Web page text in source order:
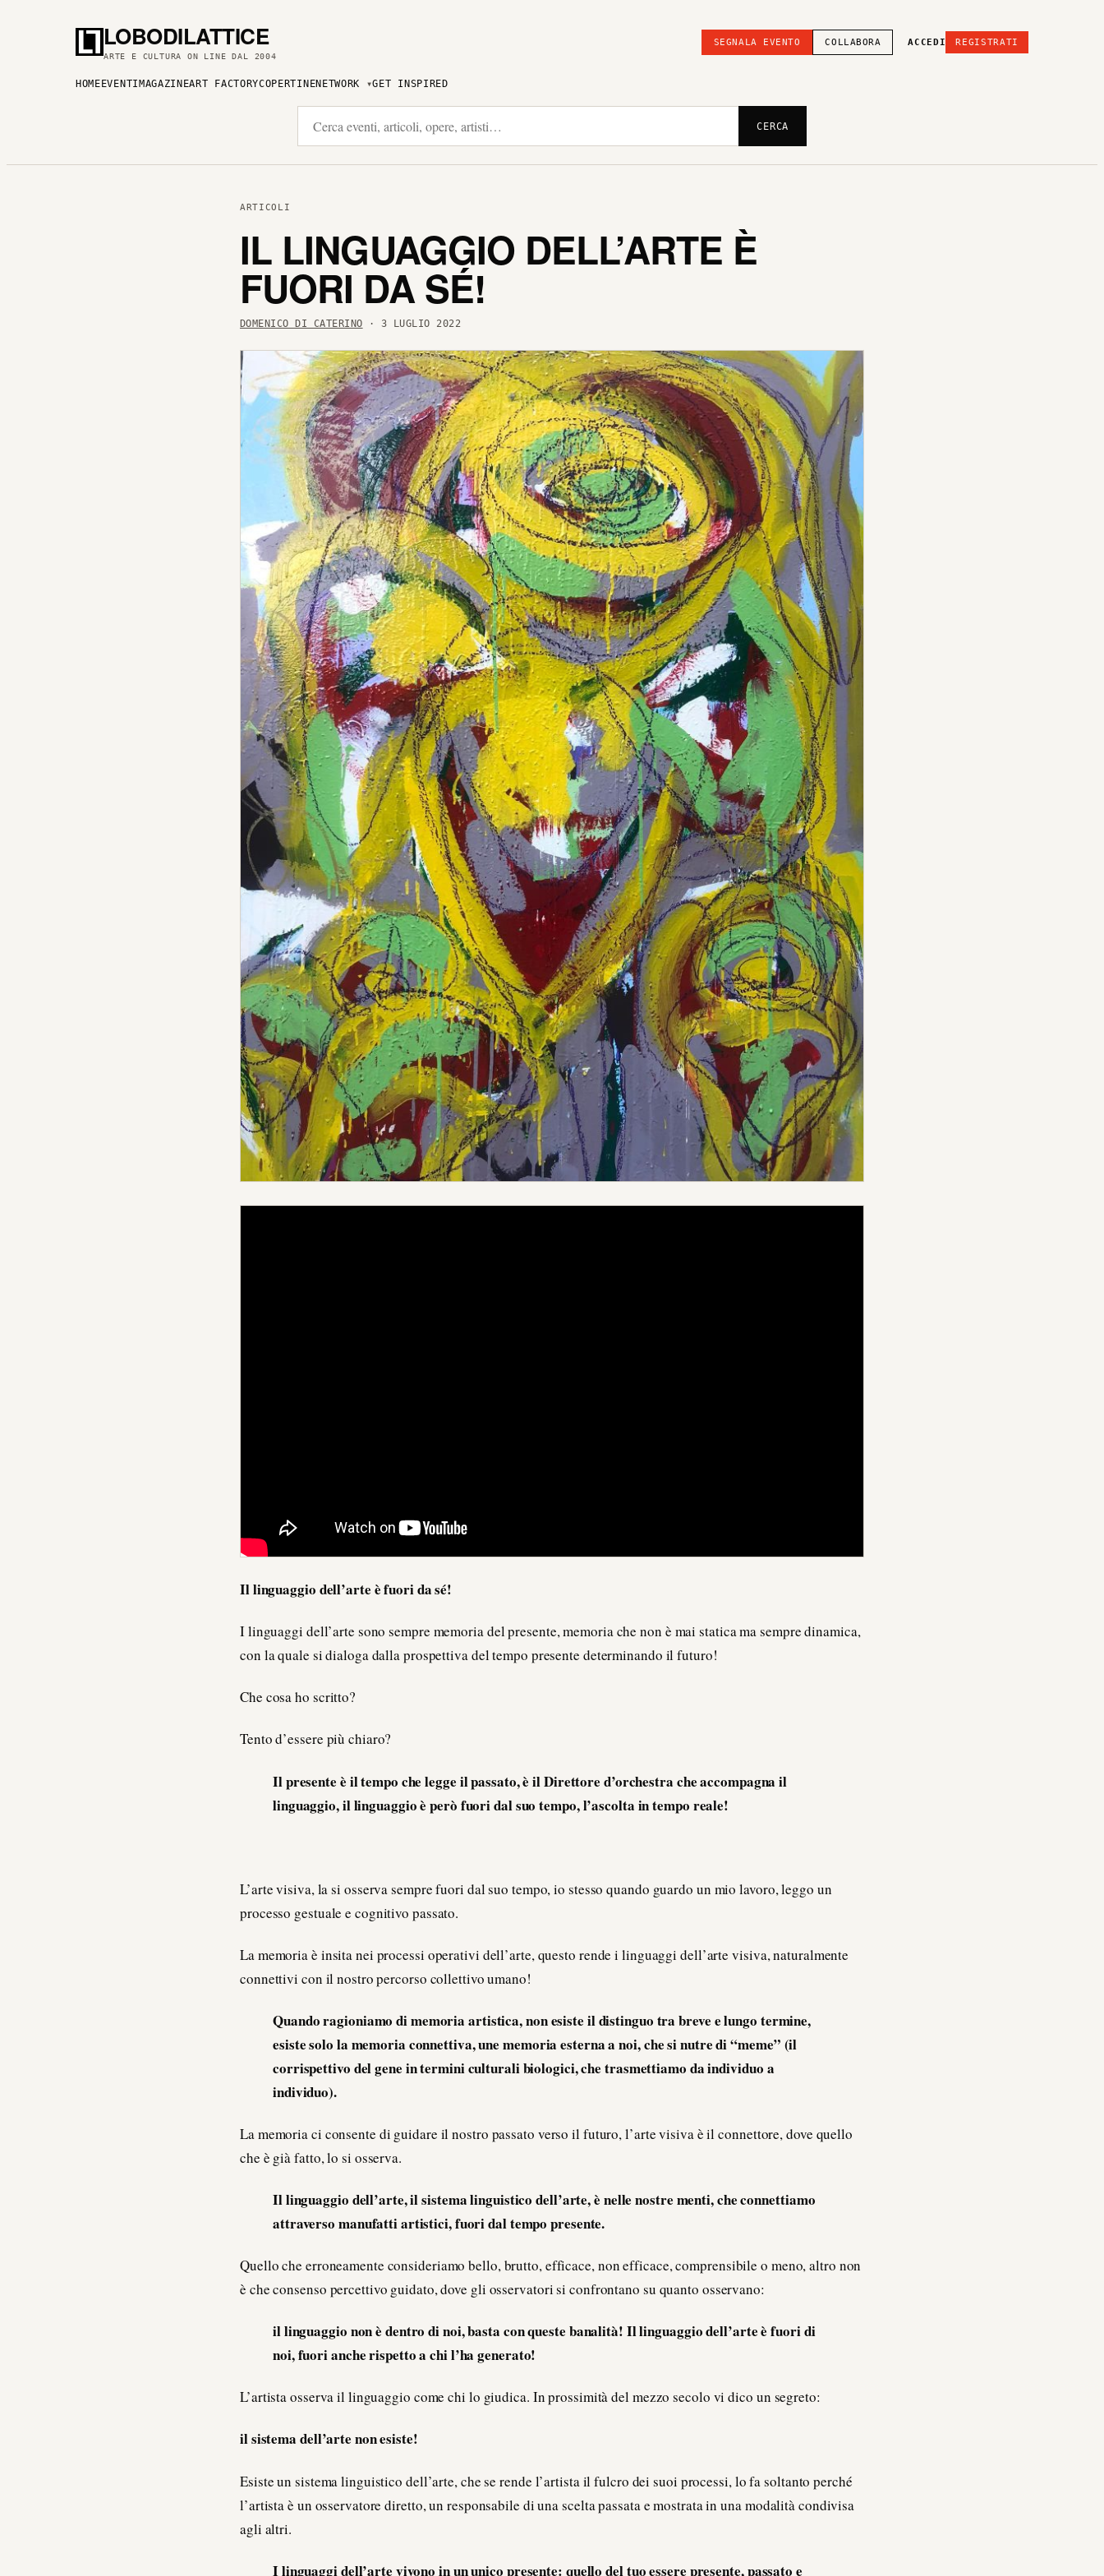
LOBODILATTICE
ARTE E CULTURA ON LINE DAL 2004
SEGNALA EVENTO COLLABORA ACCEDI REGISTRATI
HOME EVENTI MAGAZINEART FACTORYCOPERTINENETWORK GET INSPIRED
CERCA
ARTICOLI
IL LINGUAGGIO DELL’ARTE È
FUORI DA SÉ!
DOMENICO DI CATERINO · 3 LUGLIO 2022
Il linguaggio dell’arte è fuori da sé!
I linguaggi dell’arte sono sempre memoria del presente, memoria che non è mai statica ma sempre dinamica,
con la quale si dialoga dalla prospettiva del tempo presente determinando il futuro!
Che cosa ho scritto?
Tento d’essere più chiaro?
Il presente è il tempo che legge il passato, è il Direttore d’orchestra che accompagna il
linguaggio, il linguaggio è però fuori dal suo tempo, l’ascolta in tempo reale!
L’arte visiva, la si osserva sempre fuori dal suo tempo, io stesso quando guardo un mio lavoro, leggo un
processo gestuale e cognitivo passato.
La memoria è insita nei processi operativi dell’arte, questo rende i linguaggi dell’arte visiva, naturalmente
connettivi con il nostro percorso collettivo umano!
Quando ragioniamo di memoria artistica, non esiste il distinguo tra breve e lungo termine,
esiste solo la memoria connettiva, une memoria esterna a noi, che si nutre di “meme” (il
corrispettivo del gene in termini culturali biologici, che trasmettiamo da individuo a
individuo).
La memoria ci consente di guidare il nostro passato verso il futuro, l’arte visiva è il connettore, dove quello
che è già fatto, lo si osserva.
Il linguaggio dell’arte, il sistema linguistico dell’arte, è nelle nostre menti, che connettiamo
attraverso manufatti artistici, fuori dal tempo presente.
Quello che erroneamente consideriamo bello, brutto, efficace, non efficace, comprensibile o meno, altro non
è che consenso percettivo guidato, dove gli osservatori si confrontano su quanto osservano:
il linguaggio non è dentro di noi, basta con queste banalità! Il linguaggio dell’arte è fuori di
noi, fuori anche rispetto a chi l’ha generato!
L’artista osserva il linguaggio come chi lo giudica. In prossimità del mezzo secolo vi dico un segreto:
il sistema dell’arte non esiste!
Esiste un sistema linguistico dell’arte, che se rende l’artista il fulcro dei suoi processi, lo fa soltanto perché
l’artista è un osservatore diretto, un responsabile di una scelta passata e mostrata in una modalità condivisa
agli altri.
I linguaggi dell’arte vivono in un unico presente: quello del tuo essere presente, passato e